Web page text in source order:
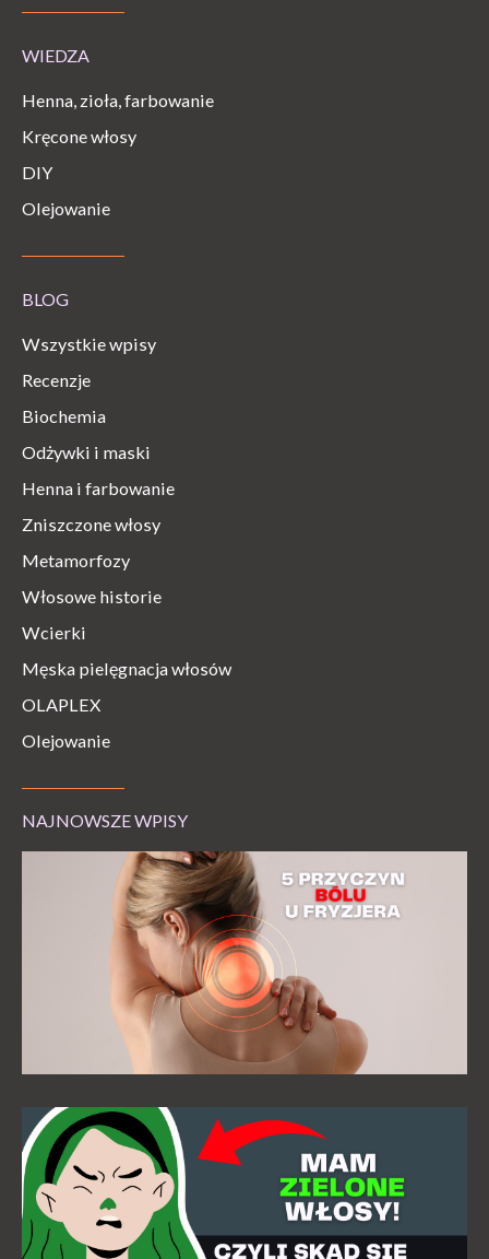
WIEDZA
Henna, zioła, farbowanie
Kręcone włosy
DIY
Olejowanie
BLOG
Wszystkie wpisy
Recenzje
Biochemia
Odżywki i maski
Henna i farbowanie
Zniszczone włosy
Metamorfozy
Włosowe historie
Wcierki
Męska pielęgnacja włosów
OLAPLEX
Olejowanie
NAJNOWSZE WPISY